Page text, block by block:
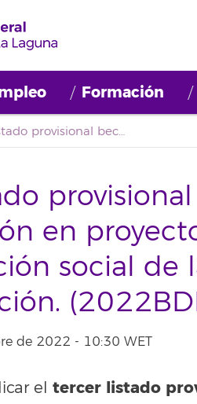
Formación
Tercer listado provisional beca de investigación en proyectos del Laboratorio de Innovación social de la ULL. Perfil: Comunicación. (2022BDB014)
en
social de
de 2022 - 10:30 WET
el tercer listado